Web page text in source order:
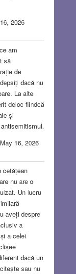
2026
am
să
de
dacă nu
La alte
deloc fiindcă
și
16, 2026
cetățean
nu are o
Un lucru
aveți despre
a
a celei
dacă un
sau nu